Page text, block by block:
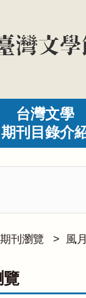
台灣文學
期刊目錄介
期刊瀏覽 > 風月
覽